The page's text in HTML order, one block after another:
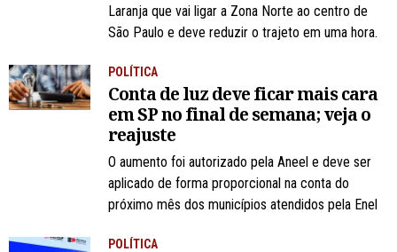
Laranja que vai ligar a Zona Norte ao centro de
São Paulo e deve reduzir o trajeto em uma hora.
POLÍTICA
Conta de luz deve ficar mais cara
em SP no final de semana; veja o
reajuste
O aumento foi autorizado pela Aneel e deve ser
aplicado de forma proporcional na conta do
próximo mês dos municípios atendidos pela Enel
POLÍTICA